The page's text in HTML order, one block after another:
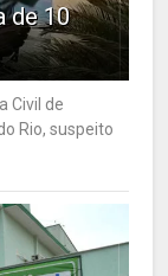
de 10
Civil de
Rio, suspeito